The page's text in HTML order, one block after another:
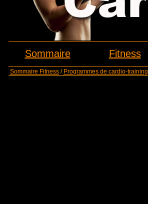
Sommaire Fitness
Sommaire Fitness / Programmes de cardio-training